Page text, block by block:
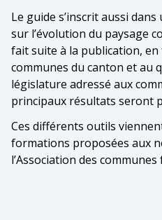
Le guide s’inscrit aussi
sur l’évolution du paysage
fait suite à la publication,
communes du canton et au
législature adressé aux
principaux résultats seront
Ces différents outils
formations proposées aux
l’Association des